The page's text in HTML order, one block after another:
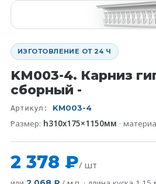
ИЗГОТОВЛЕНИЕ ОТ 24 Ч
KM003-4. Карниз
сборный -
Артикул: KM003-4
Размер: h310х175×1150мм ·
2 378 ₽/ шт